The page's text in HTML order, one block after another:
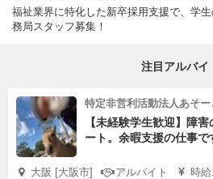
福祉業界に特化した新卒採用支援で、学
務局スタッフ募集！
注目アルバイ
特定非営利活動法人あそー
【未経験学生歓迎】障
ート。余暇支援の仕事で
大阪 [大阪市] アルバイト
時